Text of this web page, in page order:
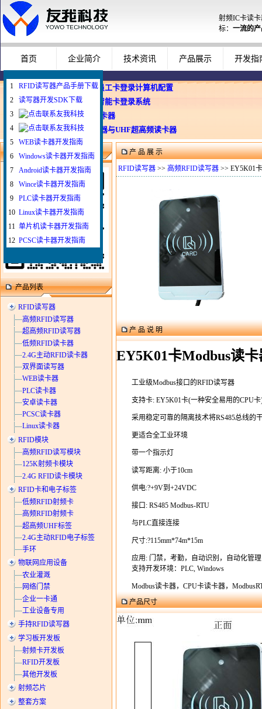
射频IC卡读
标： 一流的
首页 企业简介 技术资讯 产品展示 开发指
企业使用员工卡登录计算机配置
Windows智能卡登录系统
WEB与发卡器
WEB浏览器与UHF超高频读卡器
微信扫一扫联系我
产品列表
RFID读写器
高频RFID读写器
超高频RFID读写器
低频RFID读卡器
2.4G主动RFID读卡器
双界面读写器
WEB读卡器
PLC读卡器
安卓读卡器
PCSC读卡器
Linux读卡器
RFID模块
高频RFID读写模块
125K射频卡模块
2.4G RFID读卡模块
RFID卡和电子标签
低频RFID射频卡
高频RFID射频卡
超高频UHF标签
2.4G主动RFID电子标签
手环
物联网应用设备
农业灌溉
网络门禁
企业一卡通
工业设备专用
手持RFID读写器
学习板开发板
射频卡开发板
RFID开发板
其他开发板
射频芯片
整套方案
产 品 展 示
RFID读写器 >> 高频RFID读写器 >> EY5K01
产 品 说 明
EY5K01卡Modbus读卡
工业级Modbus接口的RFID读写器
支持卡: EY5K01卡(一种安全易用的CPU卡
采用稳定可靠的隔离技术将RS485总线的
更适合全工业环境
带一个指示灯
读写距离: 小于10cm
供电:?+9V到+24VDC
接口: RS485 Modbus-RTU
与PLC直接连接
尺寸:?115mm*74m*15m
应用: 门禁，考勤，自动识别，自动化管
支持开发环境：PLC, Windows
Modbus读卡器，CPU卡读卡器，
产品尺寸
1
RFID读写器产品手册下载
2
读写器开发SDK下载
3
4
5
WEB读卡器开发指南
6
Windows读卡器开发指南
7
Android读卡器开发指南
8
Wince读卡器开发指南
9
PLC读卡器开发指南
10 Linux读卡器开发指南
11 单片机读卡器开发指南
12 PCSC读卡器开发指南